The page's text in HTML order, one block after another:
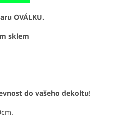
OVÁLKU.
sklem
do vašeho dekoltu!